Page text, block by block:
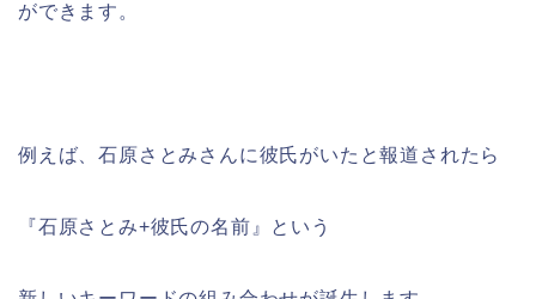
ができます。
例えば、石原さとみさんに彼氏がいたと報道されたら
『石原さとみ+彼氏の名前』という